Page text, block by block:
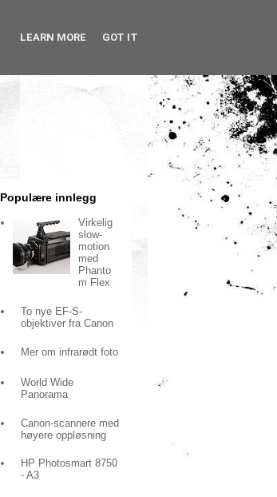
Populære innlegg
Virkelig
slow-
motion
med
Phanto
m Flex
To nye EF-S-
objektiver fra Canon
Mer om infrarødt foto
World Wide
Panorama
Canon-scannere med
høyere oppløsning
HP Photosmart 8750
- A3
LEARN MORE GOT IT